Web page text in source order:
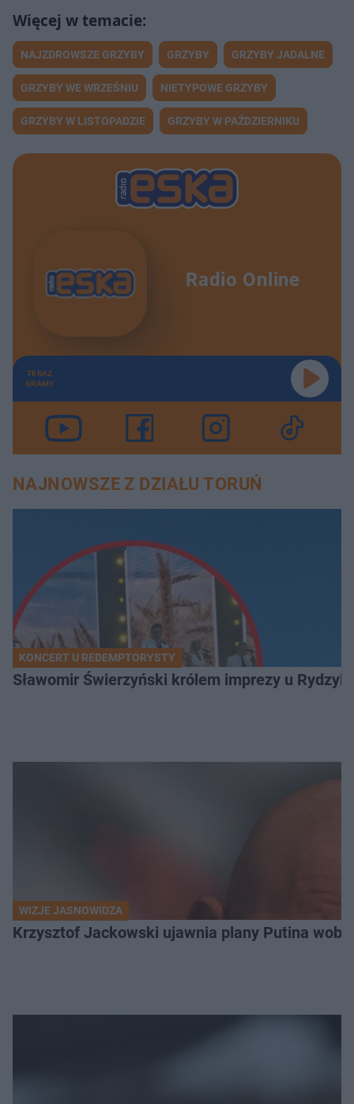
NAJZDROWSZE GRZYBY GRZYBY GRZYBY JADALNE
GRZYBY WE WRZEŚNIU NIETYPOWE GRZYBY
GRZYBY W LISTOPADZIE GRZYBY W PAŹDZIERNIKU
Radio Online
TERAZ
GRAMY
NAJNOWSZE Z DZIAŁU TORUŃ
KONCERT U REDEMPTORYSTY
Sławomir Świerzyński królem imprezy u
WIZJE JASNOWIDZA
Krzysztof Jackowski ujawnia plany Putina